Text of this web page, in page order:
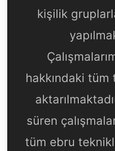
kişilik
hakkındaki
süren
tüm ebru